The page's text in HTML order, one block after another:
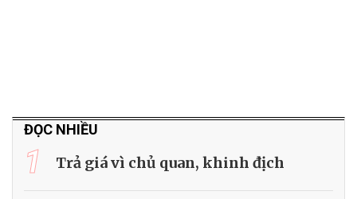
ĐỌC NHIỀU
1 Trả giá vì chủ quan, khinh địch